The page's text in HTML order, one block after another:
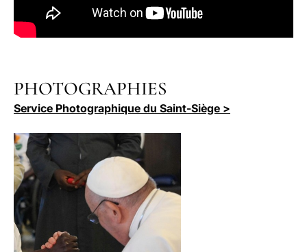
PHOTOGRAPHIES
Service Photographique du Saint-Siège >